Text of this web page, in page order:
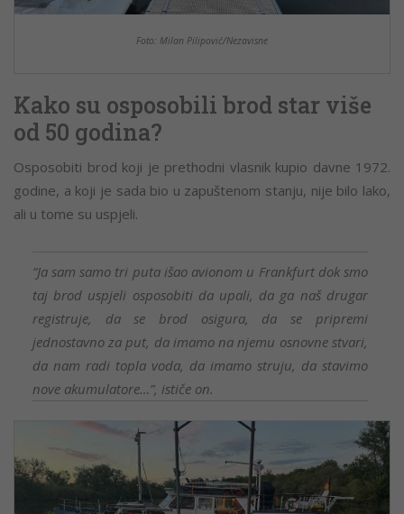
Foto: Milan Pilipović/Nezavisne
Kako su osposobili brod star više
od 50 godina?
Osposobiti brod koji je prethodni vlasnik kupio davne 1972.
godine, a koji je sada bio u zapuštenom stanju, nije bilo lako,
ali u tome su uspjeli.
“Ja sam samo tri puta išao avionom u Frankfurt dok smo
taj brod uspjeli osposobiti da upali, da ga naš drugar
registruje, da se brod osigura, da se pripremi
jednostavno za put, da imamo na njemu osnovne stvari,
da nam radi topla voda, da imamo struju, da stavimo
nove akumulatore…”, ističe on.